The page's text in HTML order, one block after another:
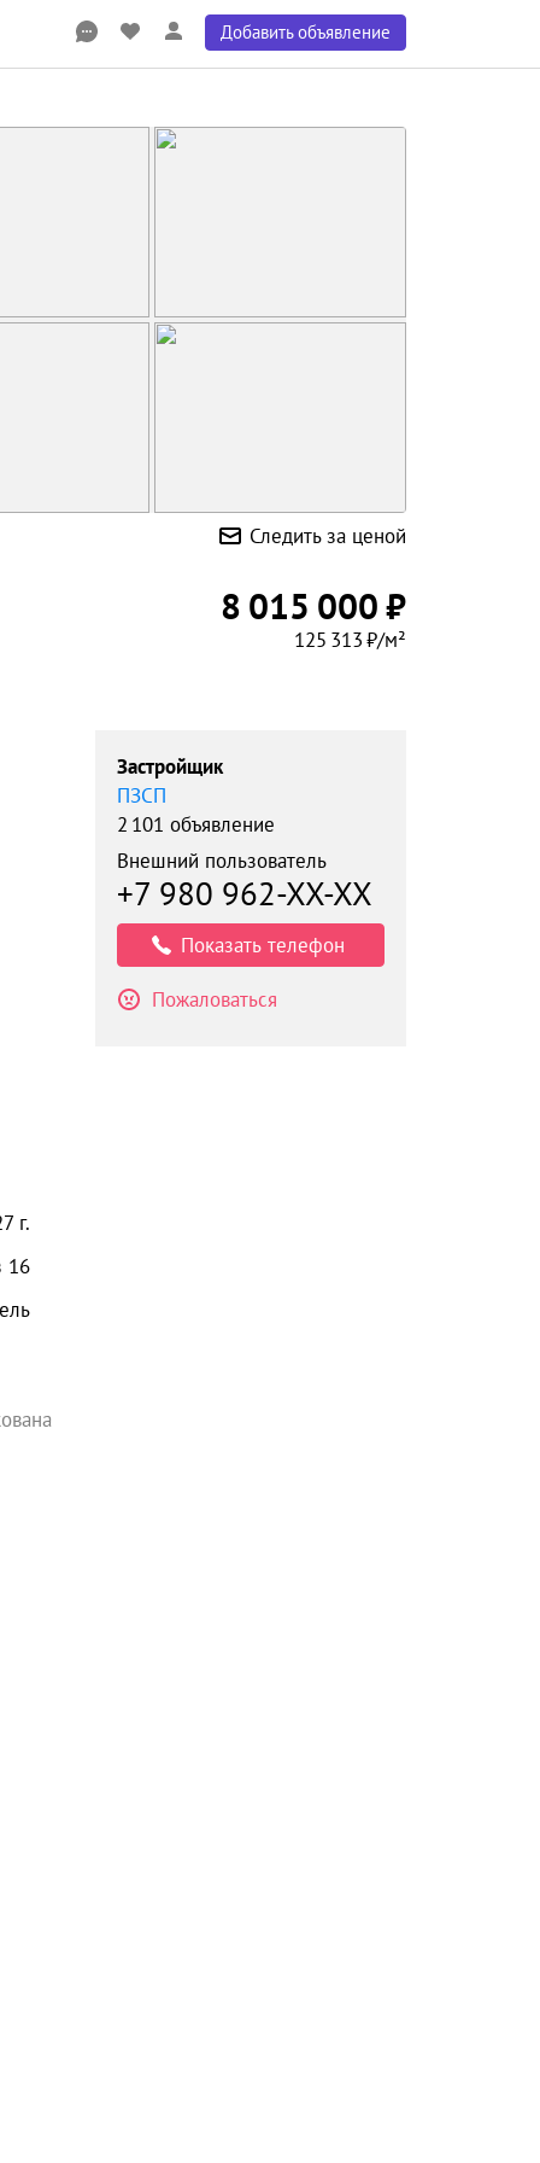
Добавить объявление
Следить за ценой
8 015 000 ₽
125 313 ₽/м²
г.
16
Застройщик
ПЗСП
2 101 объявление
Внешний пользователь
+7 980 962-XX-XX
Показать телефон
Пожаловаться